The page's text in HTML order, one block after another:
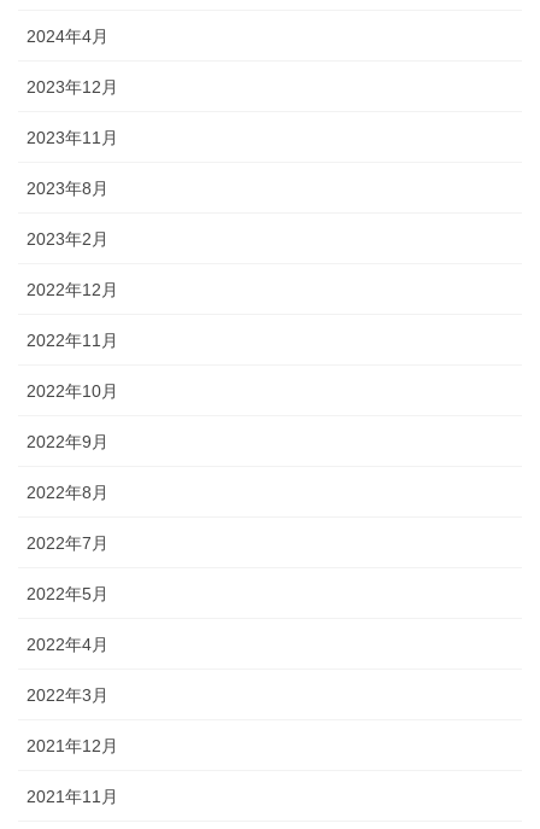
2024年4月
2023年12月
2023年11月
2023年8月
2023年2月
2022年12月
2022年11月
2022年10月
2022年9月
2022年8月
2022年7月
2022年5月
2022年4月
2022年3月
2021年12月
2021年11月